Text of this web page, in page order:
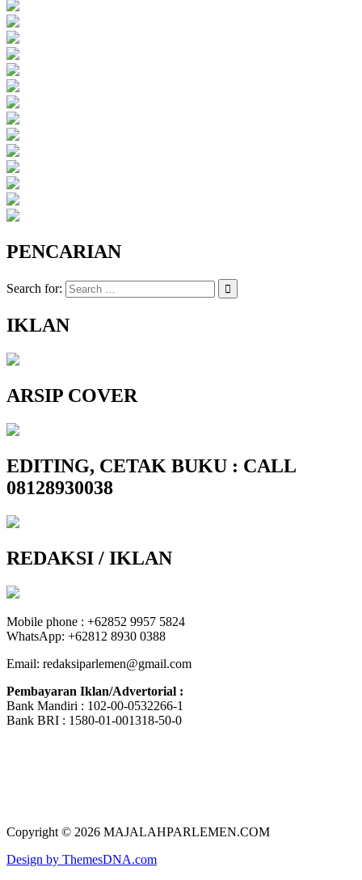
PENCARIAN
Search for:
IKLAN
ARSIP COVER
EDITING, CETAK BUKU : CALL
08128930038
REDAKSI / IKLAN
Mobile phone : +62852 9957 5824
WhatsApp: +62812 8930 0388
Email: redaksiparlemen@gmail.com
Pembayaran Iklan/Advertorial :
Bank Mandiri : 102-00-0532266-1
Bank BRI : 1580-01-001318-50-0
Copyright © 2026 MAJALAHPARLEMEN.COM
Design by ThemesDNA.com